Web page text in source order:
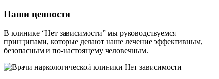
Наши ценности
В клинике “Нет зависимости” мы руководствуемся
принципами, которые делают наше лечение эффективным,
безопасным и по-настоящему человечным.